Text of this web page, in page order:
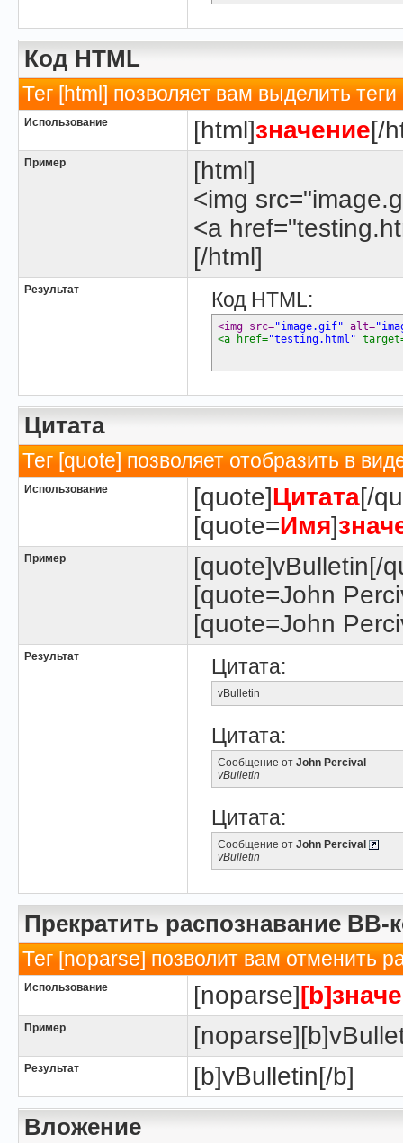
}
Код HTML
Тег [html] позволяет вам выделить
Использование [html]значение[/
Пример
[html]
<img
<a
[/html]
Результат Код HTML:
<img src="image.gif" alt=
<a href="testing.html"
Цитата
Тег [quote] позволяет отобразить в
Использование [quote]Цитата[/
[quote=Имя]
Пример
[quote]vBulletin[/
[quote=John
[quote=John
Результат Цитата:
vBulletin
Цитата:
Сообщение от John Percival
vBulletin
Цитата:
Сообщение от John Percival
vBulletin
Прекратить распознавание BB-
Тег [noparse] позволит вам отменить
Использование [noparse]
Пример
Результат [b]vBulletin[/b]
Вложение